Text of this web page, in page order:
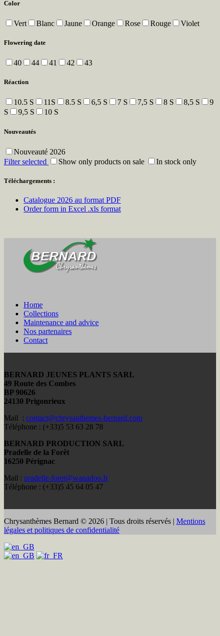
Color
Vert Blanc Jaune Orange Rose Rouge Violet
Flowering date
40 44 41 42 43
Réaction
10.5 S 11S 8.5 S 6,5 S 7 S 7,5 S 8 S 8,5 S
9
S
9,5 S 10 S
Nouveautés
Nouveauté 2026
Filter selected
Show only products on sale In stock only
Téléchargements :
Catalogue 2026 au format PDF
Order form in Excel .xls format
Home
Collections
Maintenance and advice
Nos partenaires
Contact
BERNARD JEUNES PLANTS SARL
49 Route des Combes
BP 90626
24130 Prigonrieux
Mail : contact@chrysanthemes-bernard.com
Téléphone : (+33)5 53 63 28 78
BERNARD PRODUCTION SARL
Pradelle de la Forêt
16250 Pérignac
Mail : pradelle-foret@wanadoo.fr
Téléphone : (+33)5 45 64 05 47
Chrysanthèmes Bernard © 2026 | Tous droits réservés | Mentions
légales et politiques de confidentialité